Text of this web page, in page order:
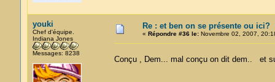
youki
Chef d'équipe.
Indiana Jones
Messages: 8238
Re : et ben on se présente ou ici?
« Répondre #36 le:Novembre 02, 2007,
Conçu , Dem... mal conçu on dit dem.. et